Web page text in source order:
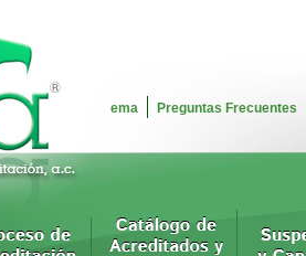
ema Preguntas Frecuentes